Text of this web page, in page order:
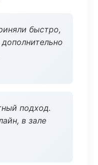
быстро,
подход.
в зале